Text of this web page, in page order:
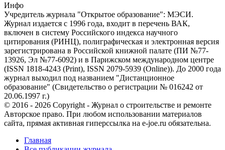
Инфо
Учредитель журнала "Открытое образование": МЭСИ.
Журнал издается с 1996 года, входит в перечень ВАК,
включен в систему Российского индекса научного
цитирования (РИНЦ), полиграфическая и электронная версия
зарегистрирована в Российской книжной палате (ПИ №77-
13926, Эл №77-6092) и в Парижском международном центре
(ISSN 1818-4243 (Print), ISSN 2079-5939 (Online)). До 2000 года
журнал выходил под названием "Дистанционное
образование" (Свидетельство о регистрации № 016242 от
20.06.1997 г.)
© 2016 - 2026 Copyright - Журнал о строительстве и ремонте
Авторское право. При любом использовании материалов
сайта, прямая активная гиперссылка на e-joe.ru обязательна.
Главная